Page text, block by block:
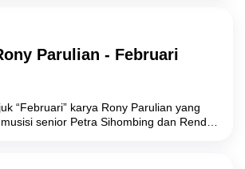
Parulian - Februari
“Februari” karya Rony Parulian yang
senior Petra Sihombing dan Rendy